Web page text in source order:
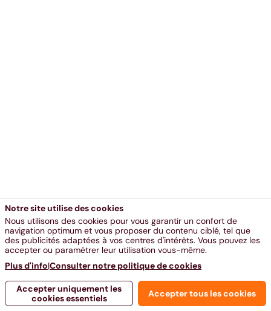
Notre site utilise des cookies
Nous utilisons des cookies pour vous garantir un confort de
navigation optimum et vous proposer du contenu ciblé, tel que
des publicités adaptées à vos centres d'intérêts. Vous pouvez les
accepter ou paramétrer leur utilisation vous-même.
Accepter tous les cookies
Accepter uniquement les
cookies essentiels
Plus d'info|Consulter notre politique de cookies